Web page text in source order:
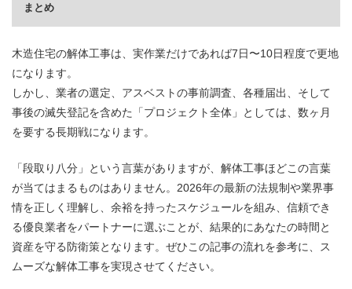
まとめ
木造住宅の解体工事は、実作業だけであれば7日〜10日程度で更地
になります。
しかし、業者の選定、アスベストの事前調査、各種届出、そして
事後の滅失登記を含めた「プロジェクト全体」としては、数ヶ月
を要する長期戦になります。
「段取り八分」という言葉がありますが、解体工事ほどこの言葉
が当てはまるものはありません。2026年の最新の法規制や業界事
情を正しく理解し、余裕を持ったスケジュールを組み、信頼でき
る優良業者をパートナーに選ぶことが、結果的にあなたの時間と
資産を守る防衛策となります。ぜひこの記事の流れを参考に、ス
ムーズな解体工事を実現させてください。